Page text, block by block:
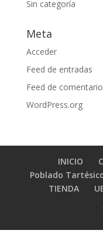
Sin categoría
Meta
Acceder
Feed de entradas
Feed de
WordPress.org
INICIO
Poblado
TIENDA